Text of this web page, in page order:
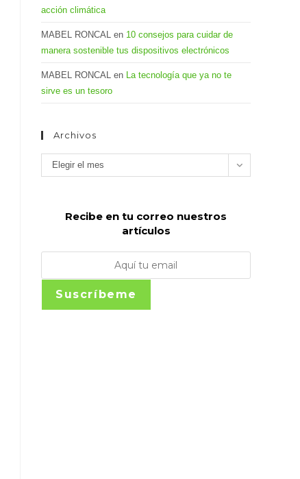
acción climática
MABEL RONCAL en 10 consejos para cuidar de
manera sostenible tus dispositivos electrónicos
MABEL RONCAL en La tecnología que ya no te
sirve es un tesoro
Archivos
Archivos
Elegir el mes
Recibe en tu correo nuestros
artículos
Suscríbeme